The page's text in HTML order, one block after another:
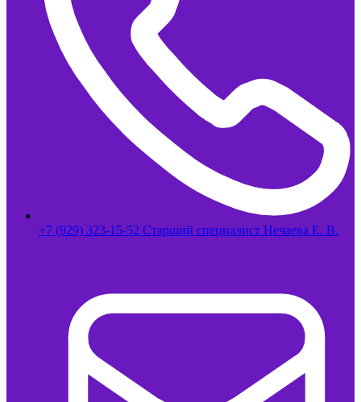
+7 (929) 323-15-52 Старший специалист Нечаева Е. В.